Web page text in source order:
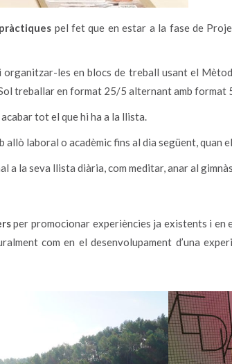
pel fet que en estar a la fase de
les en blocs de treball usant el
treballar en format 25/5 alternant amb format
tot el que hi ha a la llista.
allò laboral o acadèmic fins al dia següent, quan
a la seva llista diària, com meditar, anar al
per promocionar experiències ja existents i en
com en el desenvolupament d’una